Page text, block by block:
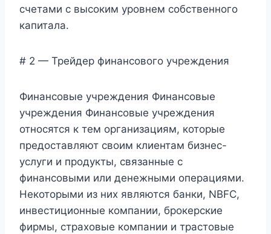
счетами с высоким уровнем собственного
капитала.
# 2 — Трейдер финансового учреждения
Финансовые учреждения Финансовые
учреждения Финансовые учреждения
относятся к тем организациям, которые
предоставляют своим клиентам бизнес-
услуги и продукты, связанные с
финансовыми или денежными операциями.
Некоторыми из них являются банки, NBFC,
инвестиционные компании, брокерские
фирмы, страховые компании и трастовые